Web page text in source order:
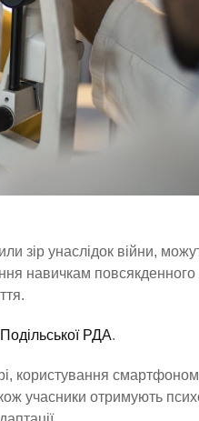
зір унаслідок війни,
навичкам повсякденного
РДА.
користування
учасники отримують